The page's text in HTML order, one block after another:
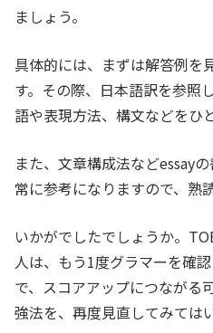
ましょう。
具体的には、まずは解答例を
す。その際、日本語訳を参照
語や表現方法、構文などをひ
また、文章構成法などessay
常に参考になりますので、熟
いかがでしたでしょうか。
人は、もう1度グラマーを確
で、スコアアップにつながる
強法を、再度見直してみては